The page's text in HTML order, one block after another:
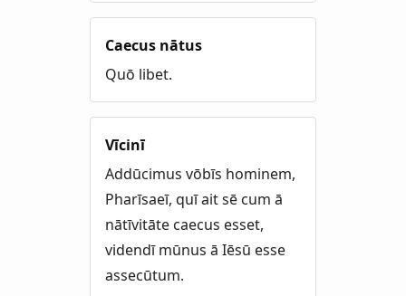
Caecus nātus
Quō libet.
Vīcinī
Addūcimus vōbīs hominem,
Pharīsaeī, quī ait sē cum ā
nātīvitāte caecus esset,
videndī mūnus ā Iēsū esse
assecūtum.